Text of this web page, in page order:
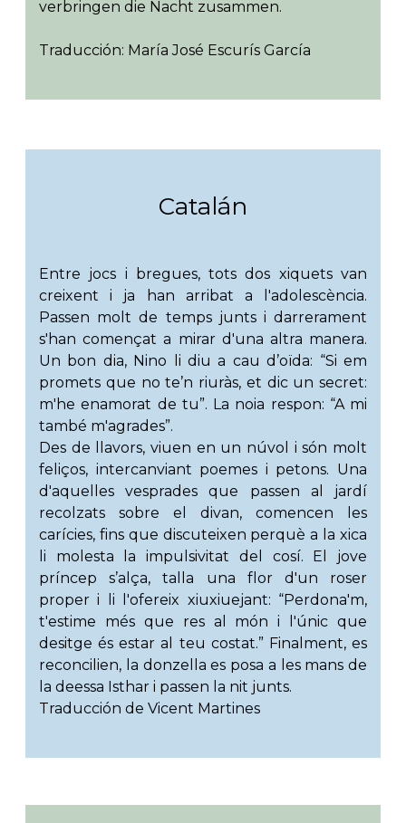
verbringen die Nacht zusammen.
Traducción: María José Escurís García
Catalán
Entre jocs i bregues, tots dos xiquets van
creixent i ja han arribat a l'adolescència.
Passen molt de temps junts i darrerament
s'han començat a mirar d'una altra manera.
Un bon dia, Nino li diu a cau d’oïda: “Si em
promets que no te’n riuràs, et dic un secret:
m'he enamorat de tu”. La noia respon: “A mi
també m'agrades”.
Des de llavors, viuen en un núvol i són molt
feliços, intercanviant poemes i petons. Una
d'aquelles vesprades que passen al jardí
recolzats sobre el divan, comencen les
carícies, fins que discuteixen perquè a la xica
li molesta la impulsivitat del cosí. El jove
príncep s’alça, talla una flor d'un roser
proper i li l'ofereix xiuxiuejant: “Perdona'm,
t'estime més que res al món i l'únic que
desitge és estar al teu costat.” Finalment, es
reconcilien, la donzella es posa a les mans de
la deessa Isthar i passen la nit junts.
Traducción de Vicent Martines